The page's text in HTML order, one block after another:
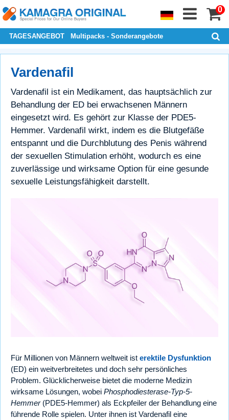
0
TAGESANGEBOT Multipacks - Sonderangebote
Vardenafil
Vardenafil ist ein Medikament, das hauptsächlich zur
Behandlung der ED bei erwachsenen Männern
eingesetzt wird. Es gehört zur Klasse der PDE5-
Hemmer. Vardenafil wirkt, indem es die Blutgefäße
entspannt und die Durchblutung des Penis während
der sexuellen Stimulation erhöht, wodurch es eine
zuverlässige und wirksame Option für eine gesunde
sexuelle Leistungsfähigkeit darstellt.
Für Millionen von Männern weltweit ist erektile Dysfunktion
(ED) ein weitverbreitetes und doch sehr persönliches
Problem. Glücklicherweise bietet die moderne Medizin
wirksame Lösungen, wobei Phosphodiesterase-Typ-5-
Hemmer(PDE5-Hemmer) als Eckpfeiler der Behandlung eine
führende Rolle spielen. Unter ihnen ist Vardenafil eine